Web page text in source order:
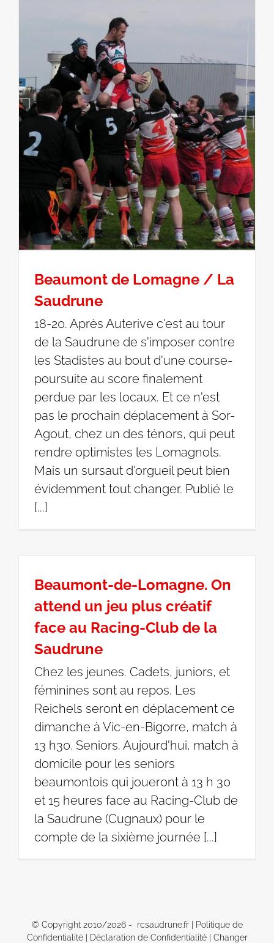
Beaumont de Lomagne / La
Saudrune
18-20. Après Auterive c'est au tour
de la Saudrune de s'imposer contre
les Stadistes au bout d'une course-
poursuite au score finalement
perdue par les locaux. Et ce n'est
pas le prochain déplacement à Sor-
Agout, chez un des ténors, qui peut
rendre optimistes les Lomagnols.
Mais un sursaut d'orgueil peut bien
évidemment tout changer. Publié le
[...]
Beaumont-de-Lomagne. On
attend un jeu plus créatif
face au Racing-Club de la
Saudrune
Chez les jeunes. Cadets, juniors, et
féminines sont au repos. Les
Reichels seront en déplacement ce
dimanche à Vic-en-Bigorre, match à
13 h30. Seniors. Aujourd'hui, match à
domicile pour les seniors
beaumontois qui joueront à 13 h 30
et 15 heures face au Racing-Club de
la Saudrune (Cugnaux) pour le
compte de la sixième journée [...]
© Copyright 2010/2026 - rcsaudrune.fr |
Politique de
Confidentialité| Déclaration de Confidentialité| Changer